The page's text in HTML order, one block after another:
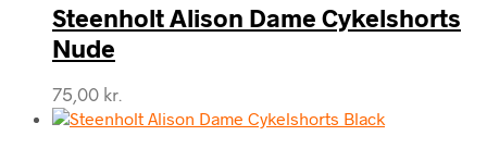
var:
250,00 kr..
er:
125,00 kr..
Steenholt Alison Dame Cykelshorts
Nude
75,00 kr.